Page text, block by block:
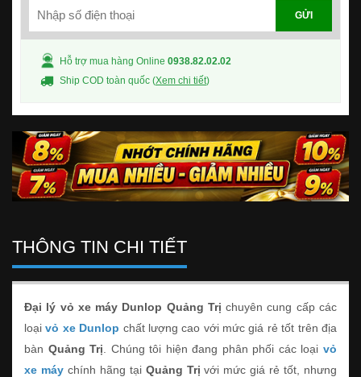
GỬI
Hỗ trợ mua hàng Online 0938.82.02.02
Ship COD toàn quốc (Xem chi tiết)
THÔNG TIN CHI TIẾT
Đại lý vỏ xe máy Dunlop Quảng Trị chuyên cung cấp các
loạivỏ xe Dunlop chất lượng cao với mức giá rẻ tốt trên địa
bàn Quảng Trị . Chúng tôi hiện đang phân phối các loạivỏ
xe máychính hãng tại Quảng Trị với mức giá rẻ tốt, nhưng